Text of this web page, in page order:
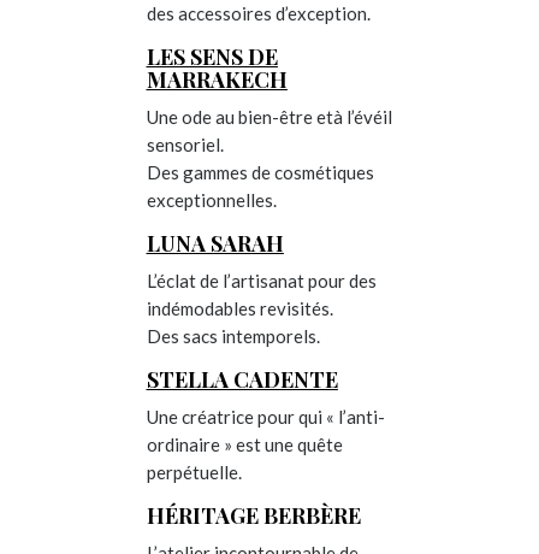
des accessoires d’exception.
LES SENS DE
MARRAKECH
Une ode au bien-être età l’évéil
sensoriel.
Des gammes de cosmétiques
exceptionnelles.
LUNA SARAH
L’éclat de l’artisanat pour des
indémodables revisités.
Des sacs intemporels.
STELLA CADENTE
Une créatrice pour qui « l’anti-
ordinaire » est une quête
perpétuelle.
HÉRITAGE BERBÈRE